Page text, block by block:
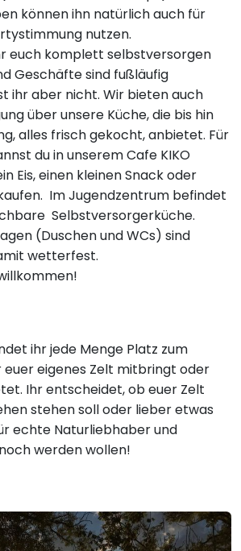
können ihn natürlich auch für
nutzen.
euch komplett selbstversorgen
Geschäfte sind fußläufig
ihr aber nicht. Wir bieten auch
über unsere Küche, die bis hin
alles frisch gekocht, anbietet. Für
du in unserem Cafe KIKO
Eis, einen kleinen Snack oder
Im Jugendzentrum befindet
Selbstversorgerküche.
(Duschen und WCs) sind
wetterfest.
ihr jede Menge Platz zum
euer eigenes Zelt mitbringt oder
Ihr entscheidet, ob euer Zelt
stehen soll oder lieber etwas
echte Naturliebhaber und
werden wollen!